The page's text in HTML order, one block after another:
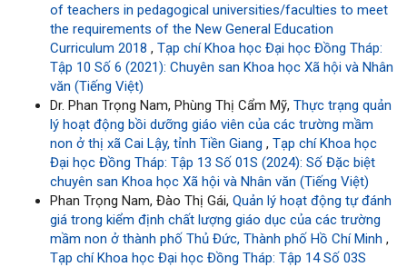
of teachers in pedagogical universities/faculties to meet
the requirements of the New General Education
Curriculum 2018 , Tạp chí Khoa học Đại học Đồng Tháp:
Tập 10 Số 6 (2021): Chuyên san Khoa học Xã hội và Nhân
văn (Tiếng Việt)
Dr. Phan Trọng Nam, Phùng Thị Cẩm Mỹ, Thực trạng quản
lý hoạt động bồi dưỡng giáo viên của các trường mầm
non ở thị xã Cai Lậy, tỉnh Tiền Giang , Tạp chí Khoa học
Đại học Đồng Tháp: Tập 13 Số 01S (2024): Số Đặc biệt
chuyên san Khoa học Xã hội và Nhân văn (Tiếng Việt)
Phan Trọng Nam, Đào Thị Gái, Quản lý hoạt động tự đánh
giá trong kiểm định chất lượng giáo dục của các trường
mầm non ở thành phố Thủ Đức, Thành phố Hồ Chí Minh ,
Tạp chí Khoa học Đại học Đồng Tháp: Tập 14 Số 03S